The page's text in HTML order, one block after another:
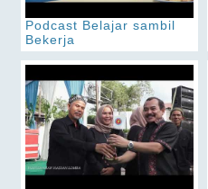
Podcast Belajar sambil
Bekerja